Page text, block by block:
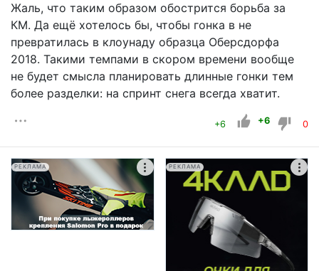
Жаль, что таким образом обострится борьба за
КМ. Да ещё хотелось бы, чтобы гонка в не
превратилась в клоунаду образца Оберсдорфа
2018. Такими темпами в скором времени вообще
не будет смысла планировать длинные гонки тем
более разделки: на спринт снега всегда хватит.
+6 +6 0
РЕКЛАМА РЕКЛАМА